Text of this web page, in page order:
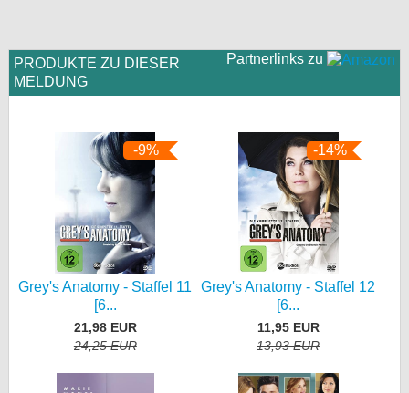
Partnerlinks zu
PRODUKTE ZU DIESER
MELDUNG
-9%
Grey's Anatomy - Staffel 11
[6...
21,98 EUR
24,25 EUR
-14%
Grey's Anatomy - Staffel 12
[6...
11,95 EUR
13,93 EUR